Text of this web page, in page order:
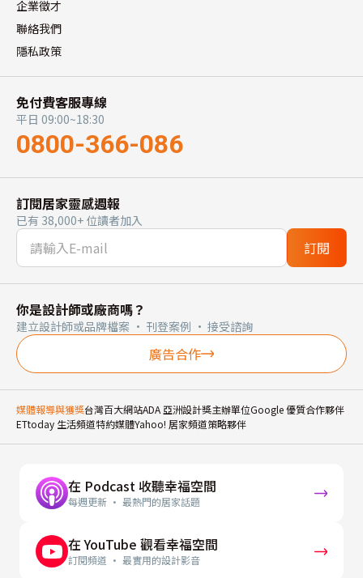
企業徵才
聯絡我們
隱私政策
免付費客服專線
平日 09:00~18:30
0800-366-086
訂閱居家靈感週報
已有 38,000+ 位讀者加入
訂閱
你是設計師或廠商嗎？
建立設計師或品牌檔案 · 刊登案例 · 接受諮詢
廣告合作
媒體報導與獲獎台灣百大網站ADA 亞洲設計獎主辦單位Google 優質合作夥伴
ETtoday 生活頻道特約媒體Yahoo! 居家頻道策略夥伴
在 Podcast 收聽幸福空間
每週更新 · 最熱門的居家話題
在 YouTube 觀看幸福空間
訂閱頻道 · 最實用的設計影音